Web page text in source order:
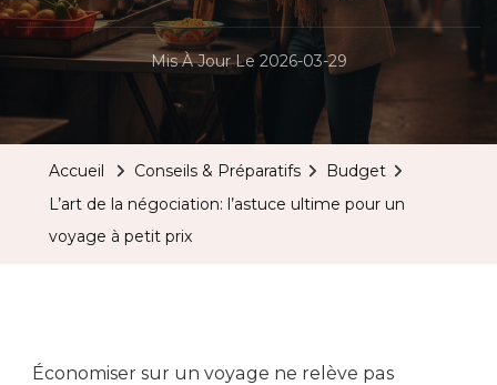
Mis À Jour Le 2026-03-29
Accueil Conseils & Préparatifs
Budget
L’art de la négociation: l’astuce ultime pour un
voyage à petit prix
Économiser sur un voyage ne relève pas